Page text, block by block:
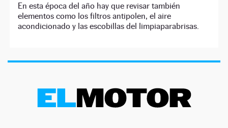
En esta época del año hay que revisar también
elementos como los filtros antipolen, el aire
acondicionado y las escobillas del limpiaparabrisas.